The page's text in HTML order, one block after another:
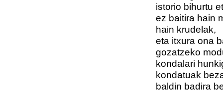
istorio bihurtu
ez baitira hain
hain krudelak,
eta itxura ona
gozatzeko
kondalari
kondatuak
baldin badira